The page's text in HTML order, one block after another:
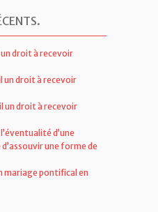
de Droit canonique
droit à recevoir
droit à recevoir
droit à recevoir
d’une
une forme de